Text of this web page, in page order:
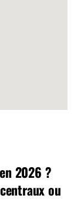
2026 ?
ou